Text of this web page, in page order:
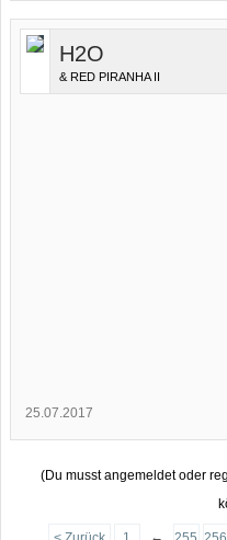
H2O
& RED PIRANHA II
25.07.2017
(Du musst angemeldet oder
←